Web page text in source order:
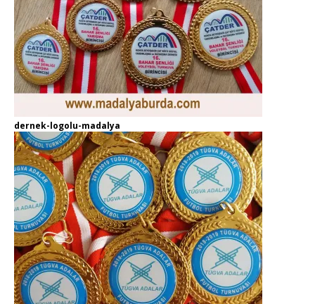
dernek-logolu-madalya